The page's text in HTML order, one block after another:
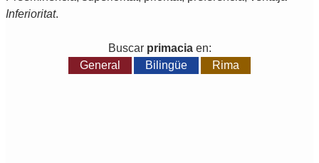
Inferioritat.
Buscar primaciaen:
General
Bilingüe Rima